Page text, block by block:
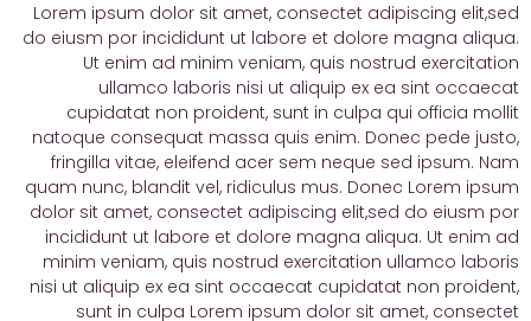
Lorem ipsum dolor sit amet, consectet adipiscing elit,sed
do eiusm por incididunt ut labore et dolore magna aliqua.
Ut enim ad minim veniam, quis nostrud exercitation
ullamco laboris nisi ut aliquip ex ea sint occaecat
cupidatat non proident, sunt in culpa qui officia mollit
natoque consequat massa quis enim. Donec pede justo,
fringilla vitae, eleifend acer sem neque sed ipsum. Nam
quam nunc, blandit vel, ridiculus mus. Donec Lorem ipsum
dolor sit amet, consectet adipiscing elit,sed do eiusm por
incididunt ut labore et dolore magna aliqua. Ut enim ad
minim veniam, quis nostrud exercitation ullamco laboris
nisi ut aliquip ex ea sint occaecat cupidatat non proident,
sunt in culpa Lorem ipsum dolor sit amet, consectet